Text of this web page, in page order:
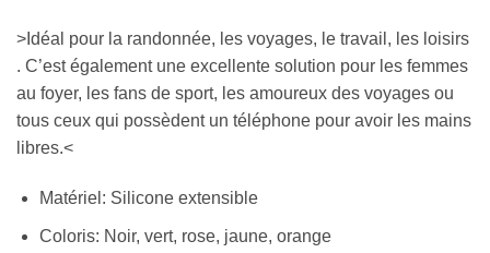
>Idéal pour la randonnée, les voyages, le travail, les loisirs
. C’est également une excellente solution pour les femmes
au foyer, les fans de sport, les amoureux des voyages ou
tous ceux qui possèdent un téléphone pour avoir les mains
libres.<
Matériel: Silicone extensible
Coloris: Noir, vert, rose, jaune, orange